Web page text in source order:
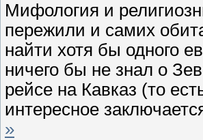
Мифология и
пережили и самих
найти хотя бы одного
ничего бы не знал о
рейсе на Кавказ (то
интересное
»